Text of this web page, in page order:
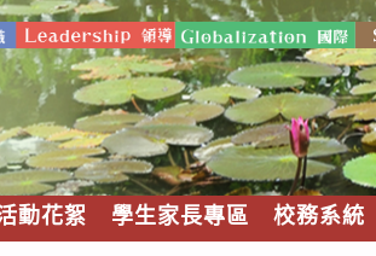
動花絮 學生家長專區 校務系統